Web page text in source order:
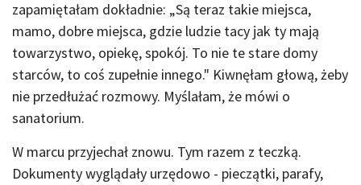
zapamiętałam dokładnie: „Są teraz takie miejsca,
mamo, dobre miejsca, gdzie ludzie tacy jak ty mają
towarzystwo, opiekę, spokój. To nie te stare domy
starców, to coś zupełnie innego." Kiwnęłam głową, żeby
nie przedłużać rozmowy. Myślałam, że mówi o
sanatorium.
W marcu przyjechał znowu. Tym razem z teczką.
Dokumenty wyglądały urzędowo - pieczątki, parafy,